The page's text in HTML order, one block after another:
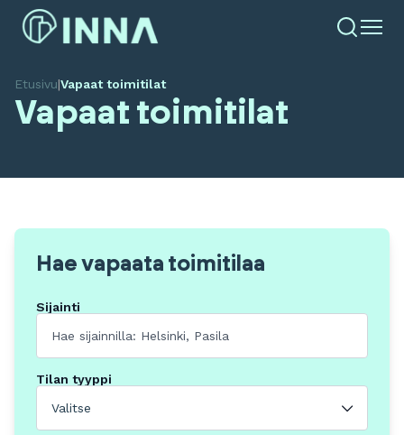
Etusivu|Vapaat toimitilat
Vapaat toimitilat
Hae vapaata toimitilaa
Sijainti
Tilan tyyppi
Valitse